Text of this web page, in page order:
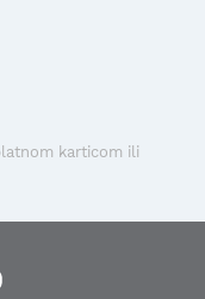
karticom ili